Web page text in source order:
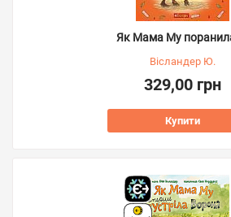
Як Мама Му
Вісландер Ю.
329,00 грн
Купити